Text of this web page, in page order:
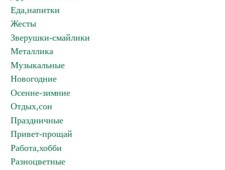
Еда,напитки
Жесты
Зверушки-смайлики
Металлика
Музыкальные
Новогодние
Осенне-зимние
Отдых,сон
Праздничные
Привет-прощай
Работа,хобби
Разноцветные